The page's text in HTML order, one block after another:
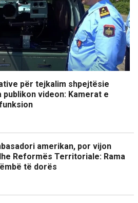
për tejkalim shpejtësie
publikon videon: Kamerat e
amerikan, por vijon
Reformës Territoriale: Rama
të dorës